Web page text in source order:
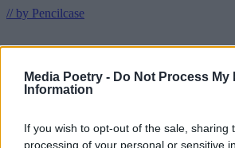
Media Poetry - Do Not Process My
Information
If you wish to opt-out of the sale, sharing
processing of your personal or sensitive
// by Pencilcase
με την υποστήριξη